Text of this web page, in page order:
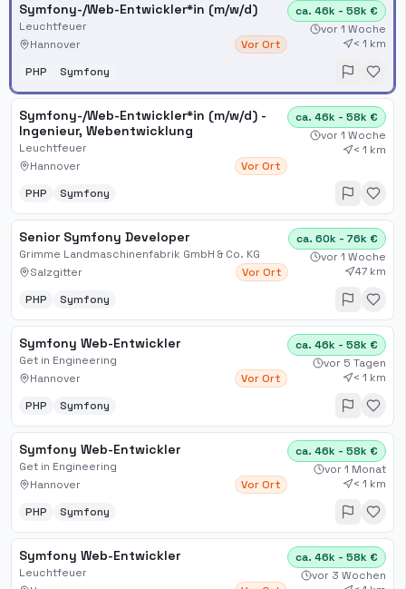
Symfony-/Web-Entwickler*in (m/w/d)
Leuchtfeuer
Hannover
Vor Ort
ca. 46k - 58k €
vor 1 Woche
< 1 km
PHP
Symfony
Symfony-/Web-Entwickler*in (m/w/d) -
Ingenieur, Webentwicklung
Leuchtfeuer
Hannover
Vor Ort
ca. 46k - 58k €
vor 1 Woche
< 1 km
PHP Symfony
Senior Symfony Developer
Grimme Landmaschinenfabrik GmbH & Co. KG
Salzgitter
Vor Ort
ca. 60k - 76k €
vor 1 Woche
47 km
PHP
Symfony
Symfony Web-Entwickler
Get in Engineering
Hannover
Vor Ort
ca. 46k - 58k €
vor 5 Tagen
< 1 km
PHP
Symfony
Symfony Web-Entwickler
Get in Engineering
Hannover
Vor Ort
ca. 46k - 58k €
vor 1 Monat
< 1 km
PHP
Symfony
Symfony Web-Entwickler
Leuchtfeuer
ca. 46k - 58k €
vor 3 Wochen